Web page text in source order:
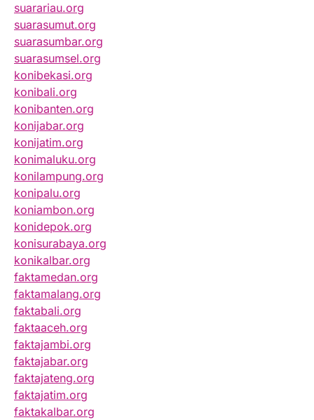
suarariau.org
suarasumut.org
suarasumbar.org
suarasumsel.org
konibekasi.org
konibali.org
konibanten.org
konijabar.org
konijatim.org
konimaluku.org
konilampung.org
konipalu.org
koniambon.org
konidepok.org
konisurabaya.org
konikalbar.org
faktamedan.org
faktamalang.org
faktabali.org
faktaaceh.org
faktajambi.org
faktajabar.org
faktajateng.org
faktajatim.org
faktakalbar.org